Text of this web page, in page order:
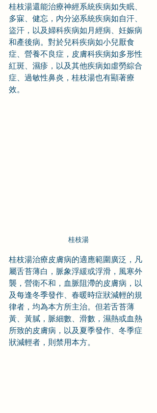
桂枝湯還能治療神經系統疾病如失眠、
多寐、健忘，內分泌系統疾病如自汗、
盜汗，以及婦科疾病如月經病、妊娠病
和產後病。對於兒科疾病如小兒厭食
症、營養不良症，皮膚科疾病如多形性
紅斑、濕疹，以及其他疾病如虛勞綜合
症、過敏性鼻炎，桂枝湯也有顯著療
效。
桂枝湯
桂枝湯治療皮膚病的適應範圍廣泛，凡
屬舌苔薄白，脈象浮緩或浮滑，風寒外
襲，營衛不和，血脈阻滯的皮膚病，以
及每逢冬季發作、春暖時症狀減輕的規
律者，均為本方所主治。但若舌苔薄
黃、黃膩，脈細數、滑數，濕熱或血熱
所致的皮膚病，以及夏季發作、冬季症
狀減輕者，則禁用本方。